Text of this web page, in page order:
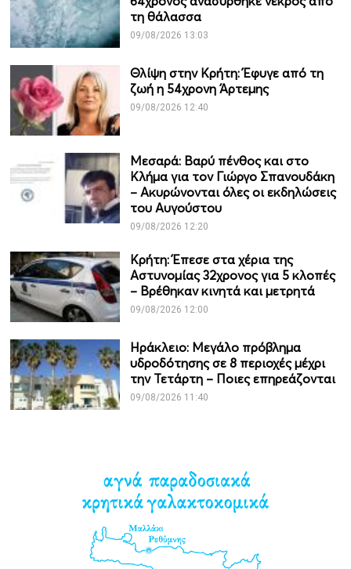
τη θάλασσα
09/08/2026 13:03
Θλίψη στην Κρήτη: Έφυγε από τη
ζωή η 54χρονη Άρτεμης
09/08/2026 12:40
Μεσαρά: Βαρύ πένθος και στο
Κλήμα για τον Γιώργο Σπανουδάκη
– Ακυρώνονται όλες οι εκδηλώσεις
του Αυγούστου
09/08/2026 12:20
Κρήτη: Έπεσε στα χέρια της
Αστυνομίας 32χρονος για 5 κλοπές
– Βρέθηκαν κινητά και μετρητά
09/08/2026 12:00
Ηράκλειο: Μεγάλο πρόβλημα
υδροδότησης σε 8 περιοχές μέχρι
την Τετάρτη – Ποιες επηρεάζονται
09/08/2026 11:40